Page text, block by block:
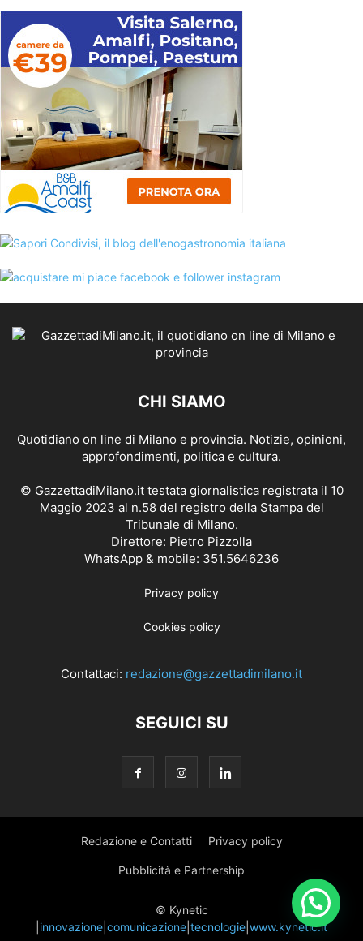
CHI SIAMO
Quotidiano on line di Milano e provincia. Notizie, opinioni,
approfondimenti, politica e cultura.
© GazzettadiMilano.it testata giornalistica registrata il 10
Maggio 2023 al n.58 del registro della Stampa del
Tribunale di Milano.
Direttore: Pietro Pizzolla
WhatsApp & mobile: 351.5646236
Privacy policy
Cookies policy
Contattaci: redazione@gazzettadimilano.it
SEGUICI SU
Redazione e Contatti Privacy policy
Pubblicità e Partnership
© Kynetic
innovazione comunicazione tecnologie www.kynetic.it